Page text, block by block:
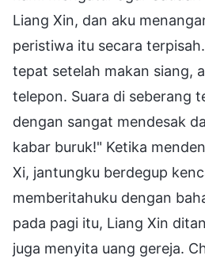
Liang Xin, dan aku
peristiwa itu secara
tepat setelah makan siang,
telepon. Suara di seberang
dengan sangat mendesak
kabar buruk!" Ketika
Xi, jantungku berdegup
memberitahuku dengan
pada pagi itu, Liang Xin
juga menyita uang gereja.